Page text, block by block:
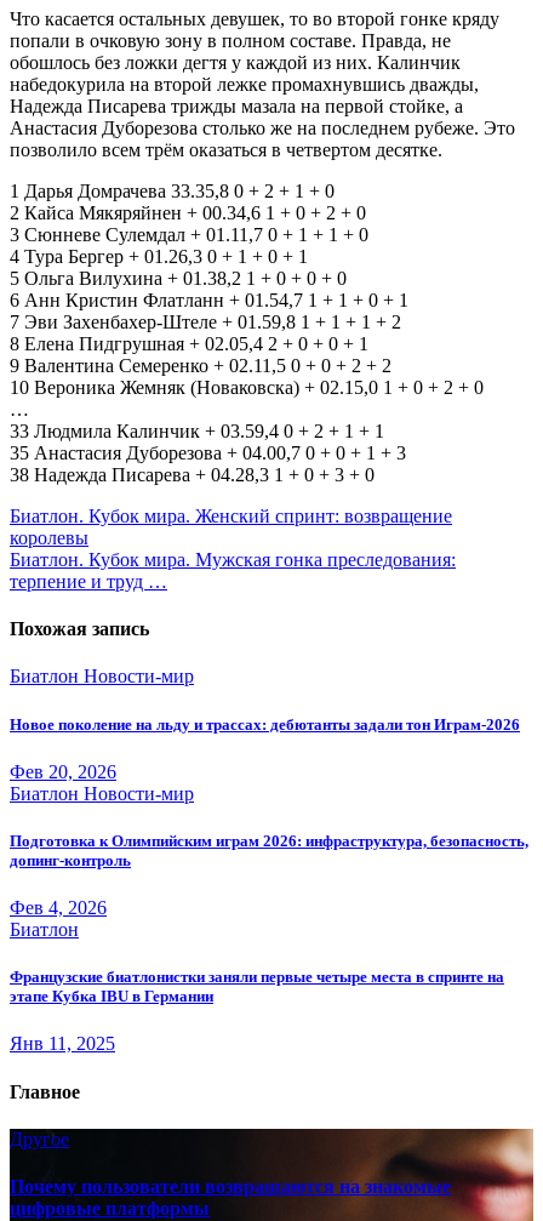
Что касается остальных девушек, то во второй гонке кряду
попали в очковую зону в полном составе. Правда, не
обошлось без ложки дегтя у каждой из них. Калинчик
набедокурила на второй лежке промахнувшись дважды,
Надежда Писарева трижды мазала на первой стойке, а
Анастасия Дуборезова столько же на последнем рубеже. Это
позволило всем трём оказаться в четвертом десятке.
1 Дарья Домрачева 33.35,8 0 + 2 + 1 + 0
2 Кайса Мякяряйнен + 00.34,6 1 + 0 + 2 + 0
3 Сюнневе Сулемдал + 01.11,7 0 + 1 + 1 + 0
4 Тура Бергер + 01.26,3 0 + 1 + 0 + 1
5 Ольга Вилухина + 01.38,2 1 + 0 + 0 + 0
6 Анн Кристин Флатланн + 01.54,7 1 + 1 + 0 + 1
7 Эви Захенбахер-Штеле + 01.59,8 1 + 1 + 1 + 2
8 Елена Пидгрушная + 02.05,4 2 + 0 + 0 + 1
9 Валентина Семеренко + 02.11,5 0 + 0 + 2 + 2
10 Вероника Жемняк (Новаковска) + 02.15,0 1 + 0 + 2 + 0
…
33 Людмила Калинчик + 03.59,4 0 + 2 + 1 + 1
35 Анастасия Дуборезова + 04.00,7 0 + 0 + 1 + 3
38 Надежда Писарева + 04.28,3 1 + 0 + 3 + 0
Навигация
по
записям
Биатлон. Кубок мира. Женский спринт: возвращение
королевы
Биатлон. Кубок мира. Мужская гонка преследования:
терпение и труд …
Похожая запись
Биатлон Новости-мир
Новое поколение на льду и трассах: дебютанты задали тон Играм-2026
Фев 20, 2026
Биатлон Новости-мир
Подготовка к Олимпийским играм 2026: инфраструктура, безопасность,
допинг-контроль
Фев 4, 2026
Биатлон
Французские биатлонистки заняли первые четыре места в спринте на
этапе Кубка IBU в Германии
Янв 11, 2025
Главное
Другое
Почему пользователи возвращаются на знакомые
цифровые платформы